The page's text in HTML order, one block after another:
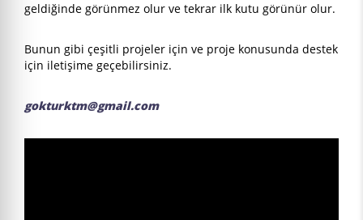
geldiğinde görünmez olur ve tekrar ilk kutu görünür olur.
Bunun gibi çeşitli projeler için ve proje konusunda destek
için iletişime geçebilirsiniz.
gokturktm@gmail.com